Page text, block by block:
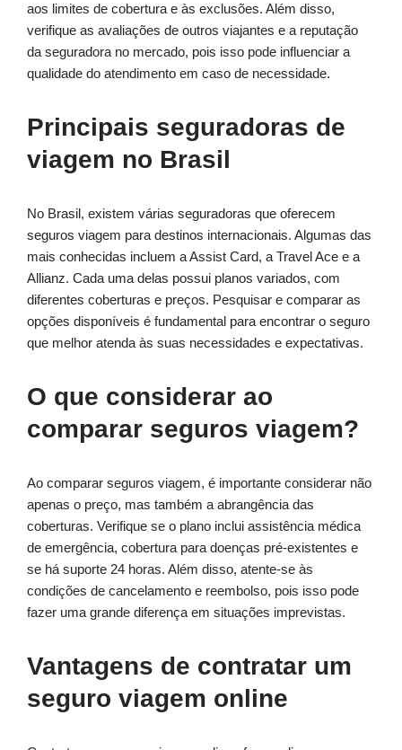
aos limites de cobertura e às exclusões. Além disso,
verifique as avaliações de outros viajantes e a reputação
da seguradora no mercado, pois isso pode influenciar a
qualidade do atendimento em caso de necessidade.
Principais seguradoras de
viagem no Brasil
No Brasil, existem várias seguradoras que oferecem
seguros viagem para destinos internacionais. Algumas das
mais conhecidas incluem a Assist Card, a Travel Ace e a
Allianz. Cada uma delas possui planos variados, com
diferentes coberturas e preços. Pesquisar e comparar as
opções disponíveis é fundamental para encontrar o seguro
que melhor atenda às suas necessidades e expectativas.
O que considerar ao
comparar seguros viagem?
Ao comparar seguros viagem, é importante considerar não
apenas o preço, mas também a abrangência das
coberturas. Verifique se o plano inclui assistência médica
de emergência, cobertura para doenças pré-existentes e
se há suporte 24 horas. Além disso, atente-se às
condições de cancelamento e reembolso, pois isso pode
fazer uma grande diferença em situações imprevistas.
Vantagens de contratar um
seguro viagem online